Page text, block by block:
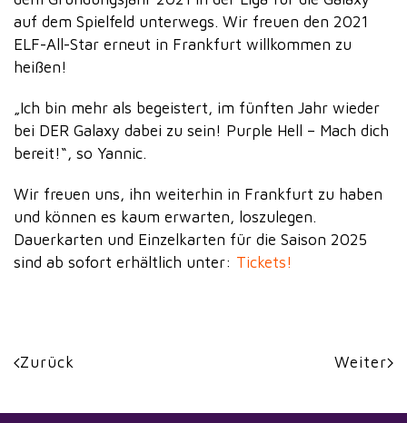
auf dem Spielfeld unterwegs. Wir freuen den 2021
ELF-All-Star erneut in Frankfurt willkommen zu
heißen!
„Ich bin mehr als begeistert, im fünften Jahr wieder
bei DER Galaxy dabei zu sein! Purple Hell – Mach dich
bereit!“, so Yannic.
Wir freuen uns, ihn weiterhin in Frankfurt zu haben
und können es kaum erwarten, loszulegen.
Dauerkarten und Einzelkarten für die Saison 2025
sind ab sofort erhältlich unter: Tickets!
Zurück Weiter